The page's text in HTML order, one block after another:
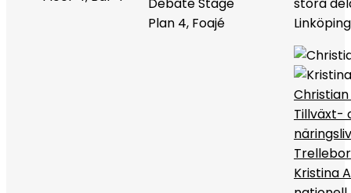
Plan 4, Foajé
Christian
Tillväxt-
Kristina